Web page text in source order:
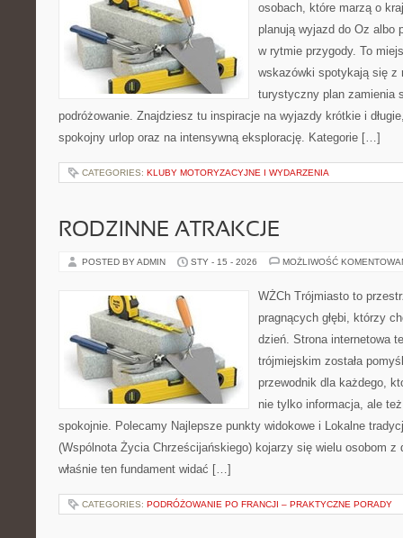
osobach, które marzą o
planują wyjazd do Oz albo
w rytmie przygody. To
wskazówki spotykają się z
turystyczny plan zamienia
podróżowanie. Znajdziesz tu inspiracje na wyjazdy krótkie i
spokojny urlop oraz na intensywną eksplorację. Kategorie […]
CATEGORIES: KLUBY MOTORYZACYJNE I WYDARZENIA
RODZINNE ATRAKCJE
POSTED BY ADMIN STY - 15 - 2026 MOŻLIWOŚĆ
WŻCh Trójmiasto to
pragnących głębi, którzy
dzień. Strona internetowa
trójmiejskim została
przewodnik dla każdego,
nie tylko informacja, ale
spokojnie. Polecamy Najlepsze punkty widokowe i Lokalne
(Wspólnota Życia Chrześcijańskiego) kojarzy się wielu osobom z
właśnie ten fundament widać […]
CATEGORIES: PODRÓŻOWANIE PO FRANCJI – PRAKTYCZNE PORADY